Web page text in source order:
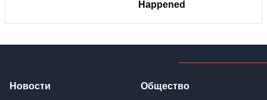
Новости Общество